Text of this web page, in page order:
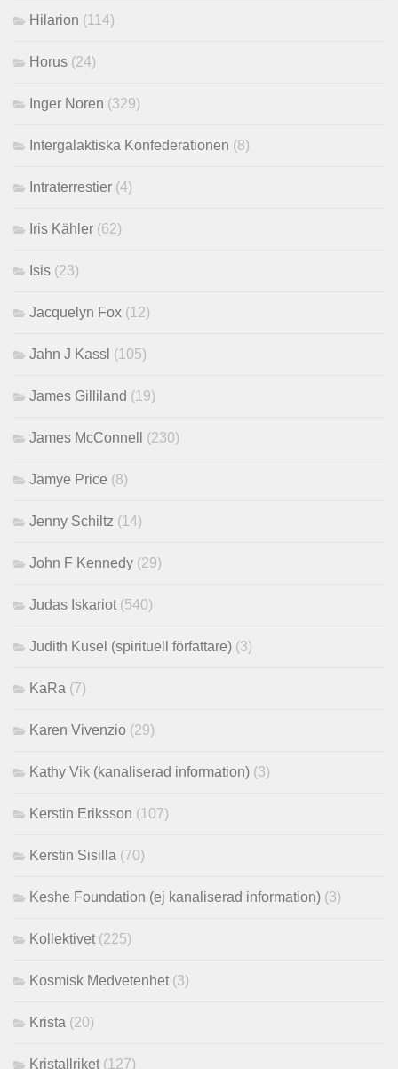
Hilarion (114)
Horus (24)
Inger Noren (329)
Intergalaktiska Konfederationen (8)
Intraterrestier (4)
Iris Kähler (62)
Isis (23)
Jacquelyn Fox (12)
Jahn J Kassl (105)
James Gilliland (19)
James McConnell (230)
Jamye Price (8)
Jenny Schiltz (14)
John F Kennedy (29)
Judas Iskariot (540)
Judith Kusel (spirituell författare) (3)
KaRa (7)
Karen Vivenzio (29)
Kathy Vik (kanaliserad information) (3)
Kerstin Eriksson (107)
Kerstin Sisilla (70)
Keshe Foundation (ej kanaliserad information) (3)
Kollektivet (225)
Kosmisk Medvetenhet (3)
Krista (20)
Kristallriket (127)